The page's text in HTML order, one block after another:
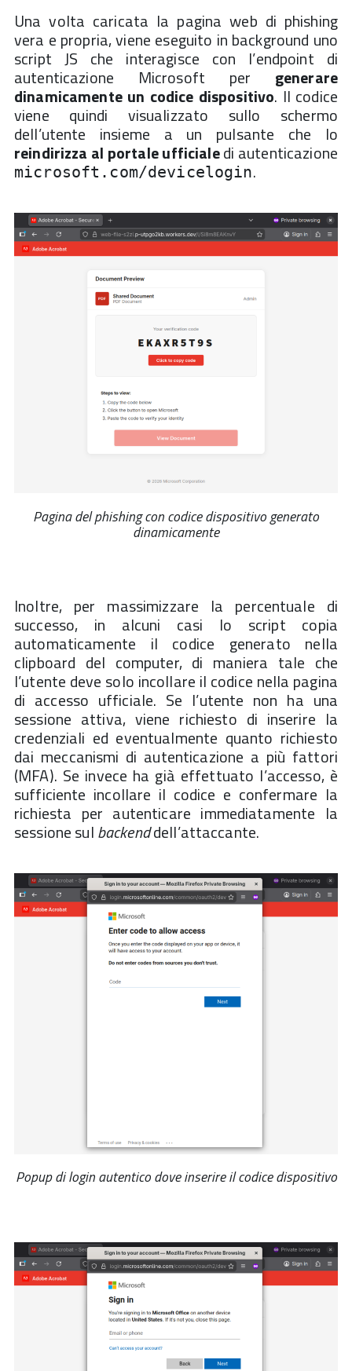
Una volta caricata la pagina web di phishing
vera e propria, viene eseguito in background uno
script JS che interagisce con l’endpoint di
autenticazione Microsoft per generare
dinamicamente un codice dispositivo. Il codice
viene quindi visualizzato sullo schermo
dell’utente insieme a un pulsante che lo
reindirizza al portale ufficialedi autenticazione
microsoft.com/devicelogin.
Pagina del phishing con codice dispositivo generato
dinamicamente
Inoltre, per massimizzare la percentuale di
successo, in alcuni casi lo script copia
automaticamente il codice generato nella
clipboard del computer, di maniera tale che
l’utente deve solo incollare il codice nella pagina
di accesso ufficiale. Se l’utente non ha una
sessione attiva, viene richiesto di inserire la
credenziali ed eventualmente quanto richiesto
dai meccanismi di autenticazione a più fattori
(MFA). Se invece ha già effettuato l’accesso, è
sufficiente incollare il codice e confermare la
richiesta per autenticare immediatamente la
sessione sulbackenddell’attaccante.
Popup di login autentico dove inserire il codice dispositivo